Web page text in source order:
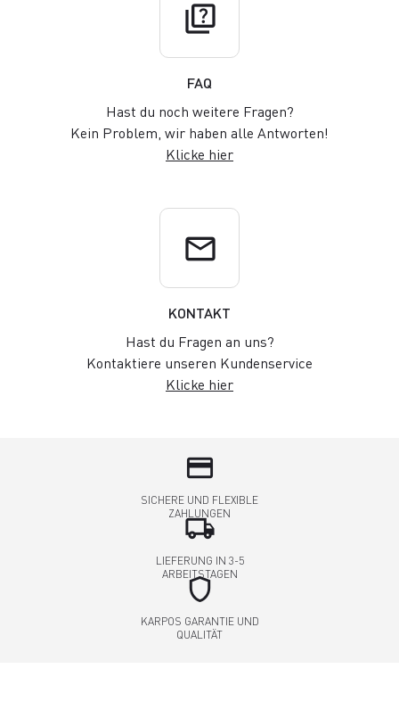
quiz
FAQ
Hast du noch weitere Fragen?
Kein Problem, wir haben alle Antworten!
Klicke hier
email
KONTAKT
Hast du Fragen an uns?
Kontaktiere unseren Kundenservice
Klicke hier
credit_card
SICHERE UND FLEXIBLE
ZAHLUNGEN
local_shipping
LIEFERUNG IN 3-5
ARBEITSTAGEN
shield
KARPOS GARANTIE UND
QUALITÄT